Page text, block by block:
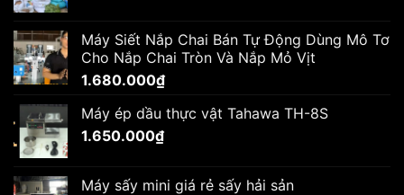
Máy Siết Nắp Chai Bán Tự Động Dùng Mô Tơ
Cho Nắp Chai Tròn Và Nắp Mỏ Vịt
1.680.000₫
Máy ép dầu thực vật Tahawa TH-8S
1.650.000₫
Máy sấy mini giá rẻ sấy hải sản